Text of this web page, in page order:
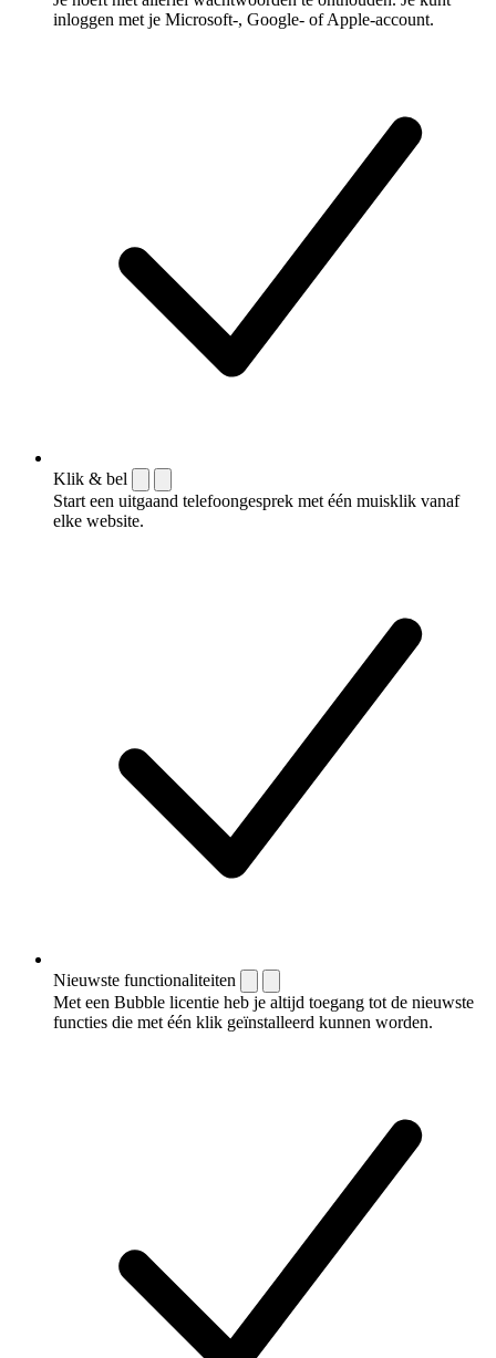
inloggen met je Microsoft-, Google- of Apple-account.
Klik & bel
Start een uitgaand telefoongesprek met één muisklik vanaf
elke website.
Nieuwste functionaliteiten
Met een Bubble licentie heb je altijd toegang tot de nieuwste
functies die met één klik geïnstalleerd kunnen worden.